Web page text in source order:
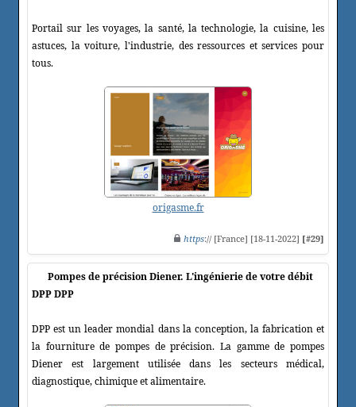
Portail sur les voyages, la santé, la technologie, la cuisine, les
astuces, la voiture, l'industrie, des ressources et services pour
tous.
origasme.fr
https:// [France] [18-11-2022] [#29]
Pompes de précision Diener. L'ingénierie de votre débit
DPP DPP
DPP est un leader mondial dans la conception, la fabrication et
la fourniture de pompes de précision. La gamme de pompes
Diener est largement utilisée dans les secteurs médical,
diagnostique, chimique et alimentaire.